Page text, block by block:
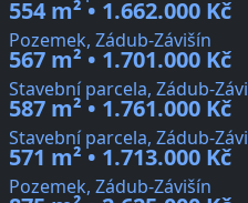
554 m² • 1.662.000 Kč
Pozemek, Zádub-Závišín
567 m² • 1.701.000 Kč
Stavební parcela, Zádub-
587 m² • 1.761.000 Kč
Stavební parcela, Zádub-
571 m² • 1.713.000 Kč
Pozemek, Zádub-Závišín